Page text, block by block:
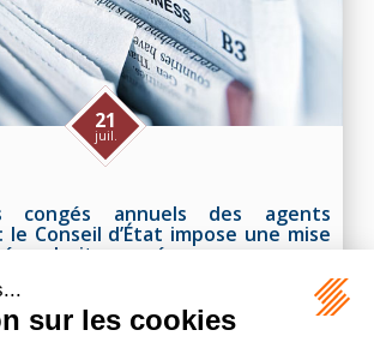
congés annuels des agents
Conseil d’État impose une mise
au droit européen
21
juil.